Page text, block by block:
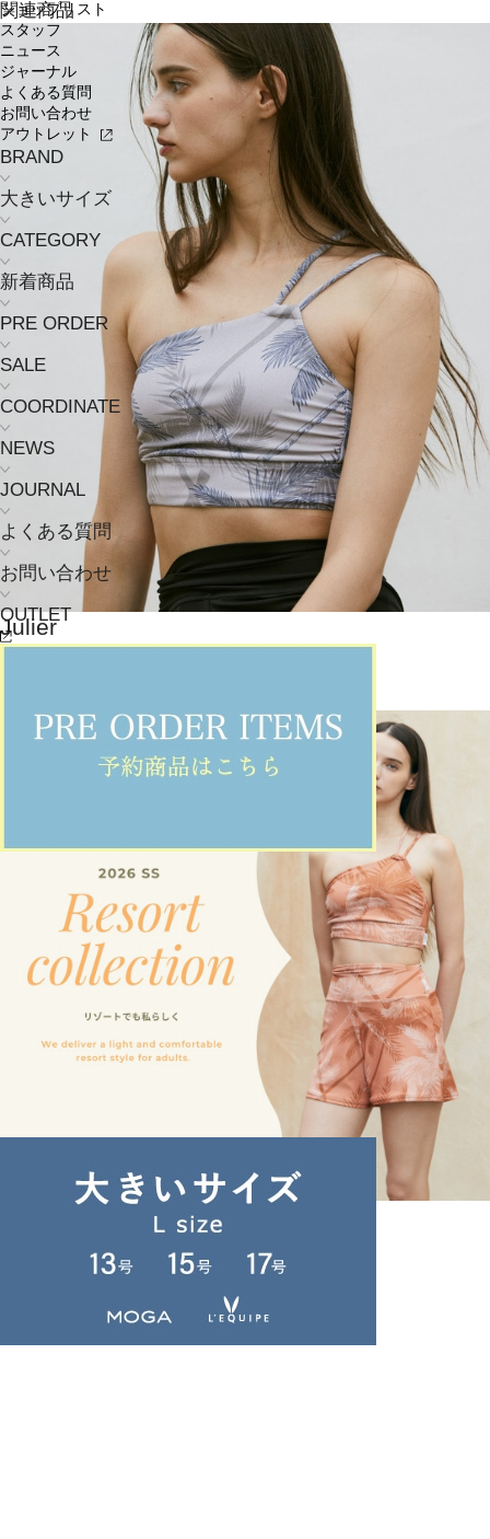
ショップリスト
スタッフ
ニュース
ジャーナル
よくある質問
お問い合わせ
アウトレット
BRAND
大きいサイズ
CATEGORY
新着商品
PRE ORDER
SALE
COORDINATE
NEWS
JOURNAL
よくある質問
お問い合わせ
OUTLET
関連商品
Julier